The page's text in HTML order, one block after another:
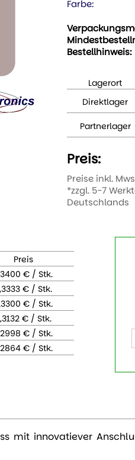
Farbe:
Bestellhinweis:
Lagerort
Direktlager
Partnerlager
Preis:
Preise inkl.
*zzgl. 5-7
Deutschlands
Preis
€ / Stk.
€ / Stk.
€ / Stk.
€ / Stk.
€ / Stk.
€ / Stk.
mit innovatiever